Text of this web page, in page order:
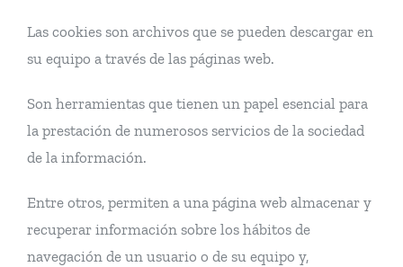
Las cookies son archivos que se pueden descargar en
su equipo a través de las páginas web.
Son herramientas que tienen un papel esencial para
la prestación de numerosos servicios de la sociedad
de la información.
Entre otros, permiten a una página web almacenar y
recuperar información sobre los hábitos de
navegación de un usuario o de su equipo y,